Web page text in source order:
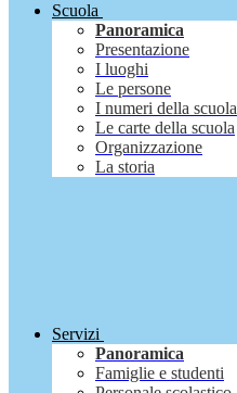
Scuola
Panoramica
Presentazione
I luoghi
Le persone
I numeri della scuola
Le carte della scuola
Organizzazione
La storia
Servizi
Panoramica
Famiglie e studenti